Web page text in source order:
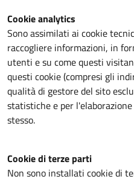
Cookie analytics
Sono assimilati ai cookie
raccogliere informazioni, in
utenti e su come questi
questi cookie (compresi gli
qualità di gestore del sito
statistiche e per
stesso.
Cookie di terze parti
Non sono installati cookie di